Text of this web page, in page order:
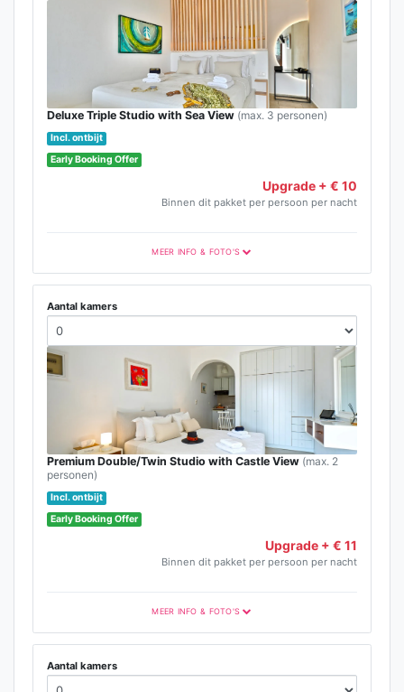
Deluxe Triple Studio with Sea View (max. 3 personen)
Incl. ontbijt
Early Booking Offer
Upgrade + € 10
Binnen dit pakket per persoon per nacht
MEER INFO & FOTO'S
Aantal kamers
Premium Double/Twin Studio with Castle View (max. 2
personen)
Incl. ontbijt
Early Booking Offer
Upgrade + € 11
Binnen dit pakket per persoon per nacht
MEER INFO & FOTO'S
Aantal kamers